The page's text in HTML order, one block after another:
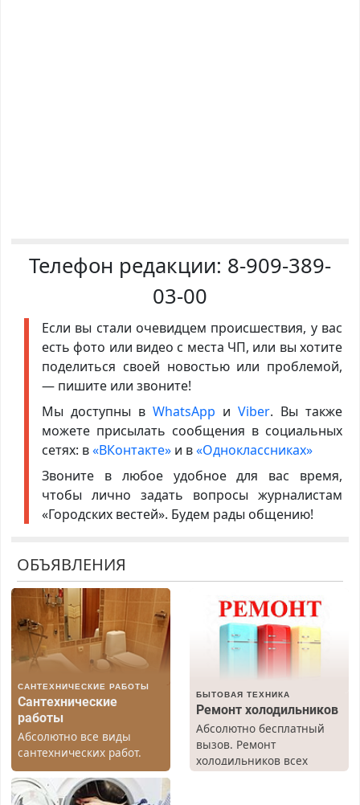
Телефон редакции: 8-909-389-
03-00
Если вы стали очевидцем происшествия, у вас
есть фото или видео с места ЧП, или вы хотите
поделиться своей новостью или проблемой,
— пишите или звоните!
Мы доступны в WhatsApp иViber. Вы также
можете присылать сообщения в социальных
сетях: в«ВКонтакте»и в«Одноклассниках»
Звоните в любое удобное для вас время,
чтобы лично задать вопросы журналистам
«Городских вестей». Будем рады общению!
ОБЪЯВЛЕНИЯ
САНТЕХНИЧЕСКИЕ РАБОТЫ
Сантехнические
работы
Абсолютно все виды
сантехнических работ.
Быстро. Качественно.
Недорого.
БЫТОВАЯ ТЕХНИКА
Ремонт холодильников
Абсолютно бесплатный
вызов. Ремонт
холодильников всех
марок на дому, с